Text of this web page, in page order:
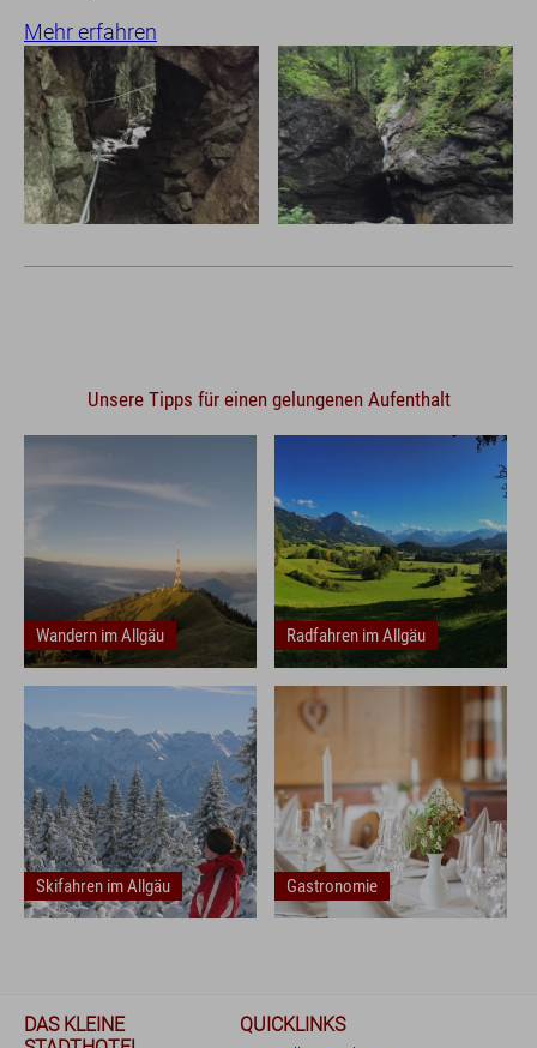
Zimmer
für Urlauber
für Familien
für Geschäftsreisende
Frühstück
Mehr erfahren
Unsere Tipps für einen gelungenen Aufenthalt
Wandern im Allgäu Radfahren im Allgäu
Skifahren im Allgäu Gastronomie
DAS KLEINE
QUICKLINKS